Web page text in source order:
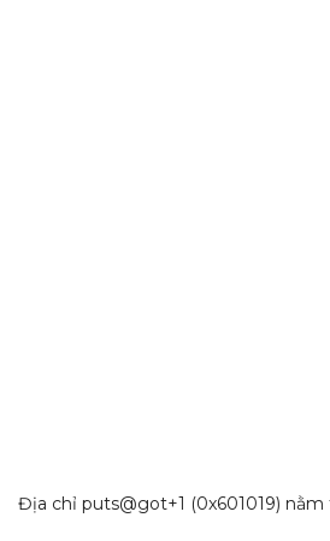
Địa chỉ puts@got+1 (0x601019) nằm